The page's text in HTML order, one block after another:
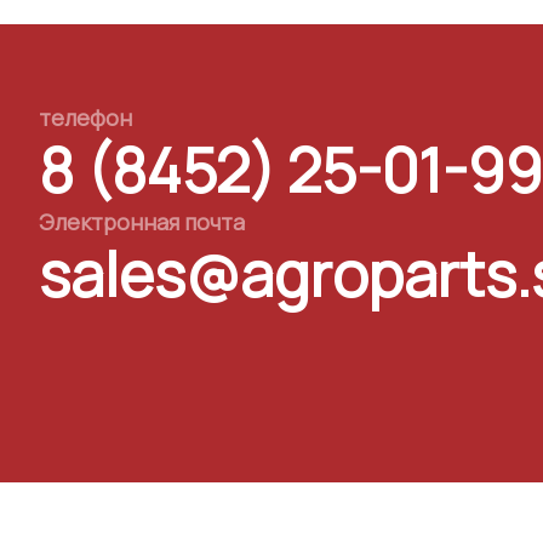
телефон
8 (8452) 25-01-99
Электронная почта